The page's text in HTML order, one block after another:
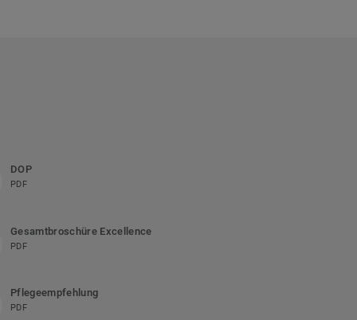
DOP
PDF
Gesamtbroschüre Excellence
PDF
Pflegeempfehlung
PDF